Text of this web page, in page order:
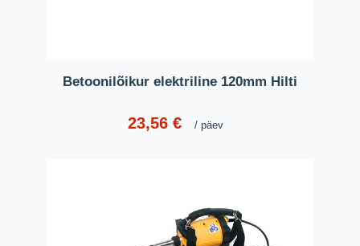
Betoonilõikur elektriline 120mm Hilti
23,56€ päev